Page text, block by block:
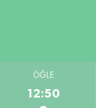
ÖĞLE
12:50